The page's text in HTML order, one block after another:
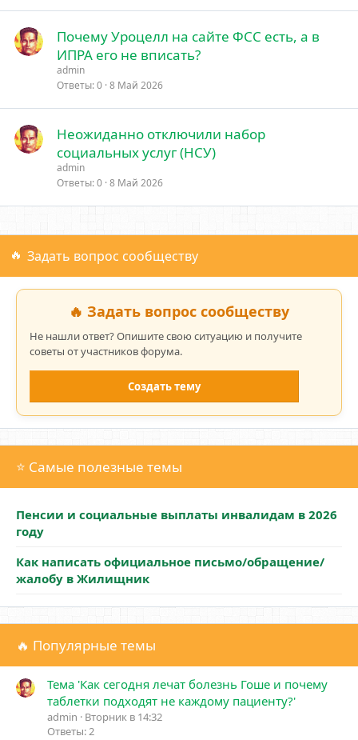
Почему Уроцелл на сайте ФСС есть, а в
ИПРА его не вписать?
admin
Ответы 0 8 Май 2026
Неожиданно отключили набор
социальных услуг (НСУ)
admin
Ответы 0 8 Май 2026
Задать вопрос сообществу
🔥 Задать вопрос сообществу
Не нашли ответ? Опишите свою ситуацию и получите
советы от участников форума.
Создать тему
⭐ Самые полезные темы
Пенсии и социальные выплаты инвалидам в 2026
году
Как написать официальное письмо/обращение/
жалобу в Жилищник
🔥 Популярные темы
Тема 'Как сегодня лечат болезнь Гоше и почему
таблетки подходят не каждому пациенту?'
admin
Вторник в 14:32
Ответы: 2